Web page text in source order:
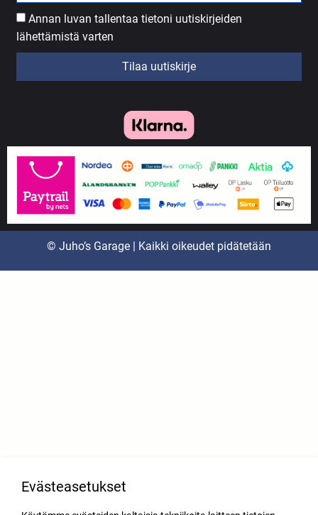
Annan luvan tallentaa tietoni uutiskirjeiden
lähettämistä varten
Tilaa uutiskirje
© Juho’s Garage | Kaikki oikeudet pidätetään
Evästeasetukset